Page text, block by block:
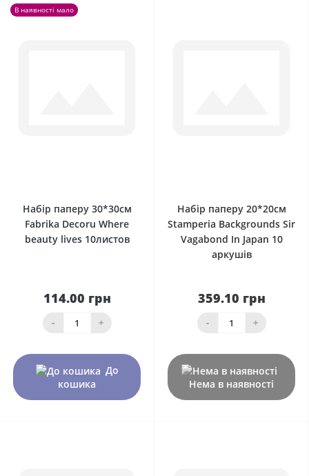
В наявності мало
Набір паперу 30*30см
Fabrika Decoru Where
beauty lives 10листов
114.00 грн
- +
До
кошика
Набір паперу 20*20см
Stamperia Backgrounds Sir
Vagabond In Japan 10
аркушів
359.10 грн
- +
Нема в наявності